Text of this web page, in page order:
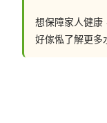
想保障家人健康
好傢俬了解更多